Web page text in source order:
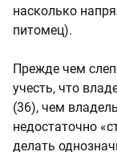
насколько
питомец).
Прежде чем
учесть, что
(36), чем
недостаточно
делать